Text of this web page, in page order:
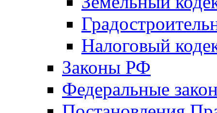
Налоговый
Законы РФ
Федеральные